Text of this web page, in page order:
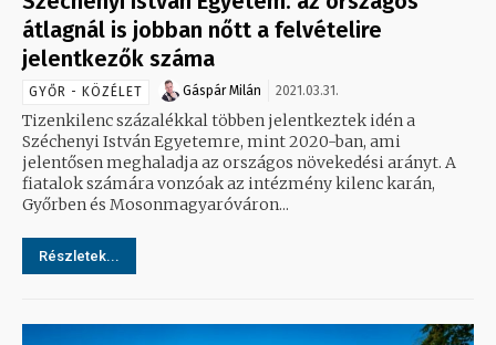
átlagnál is jobban nőtt a felvételire
jelentkezők száma
GYŐR - KÖZÉLET Gáspár Milán 2021.03.31.
Tizenkilenc százalékkal többen jelentkeztek idén a
Széchenyi István Egyetemre, mint 2020-ban, ami
jelentősen meghaladja az országos növekedési arányt. A
fiatalok számára vonzóak az intézmény kilenc karán,
Győrben és Mosonmagyaróváron...
Részletek...